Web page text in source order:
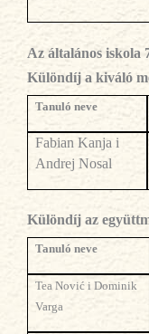
Az általános iskola
Különdíj a kiváló
Tanuló neve
Fabian Kanja i
Andrej Nosal
Különdíj az
Tanuló neve
Tea Nović i Dominik
Varga